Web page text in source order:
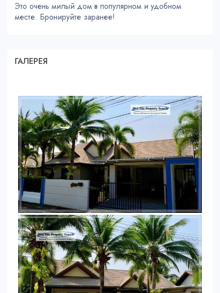
Это очень милый дом в популярном и удобном
месте. Бронируйте заранее!
ГАЛЕРЕЯ